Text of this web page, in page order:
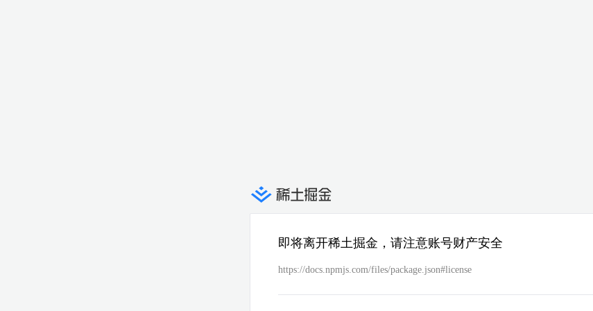
即将离开稀土掘金，请注意账号财产安全
https://docs.npmjs.com/files/package.json#license